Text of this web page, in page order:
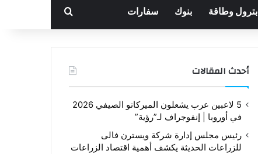
بترول وطاقة بنوك سفارات بحث عن
أحدث المقالات
5 لاعبين عرب يشعلون الميركاتو الصيفي 2026
في أوروبا | إنفوجراف لـ”رؤية”
رئيس مجلس إدارة شركة ويسترن فالى
للزراعات الحديثة يكشف أهمية اقتصاد الزراعات